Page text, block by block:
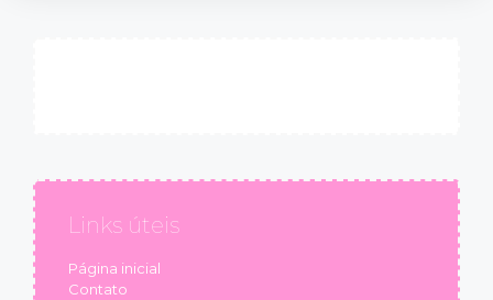
Links úteis
Página inicial
Contato